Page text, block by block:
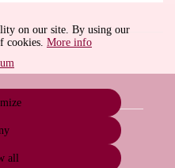
Cancel subscription
on our site. By using our
cookies. More info
all